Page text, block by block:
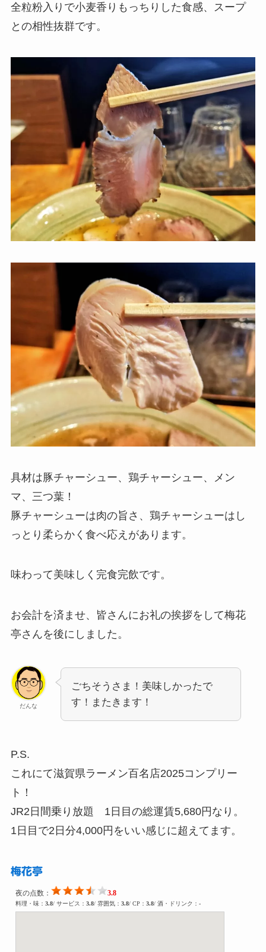
全粒粉入りで小麦香りもっちりした食感、スープ
との相性抜群です。
具材は豚チャーシュー、鶏チャーシュー、メン
マ、三つ葉！
豚チャーシューは肉の旨さ、鶏チャーシューはし
っとり柔らかく食べ応えがあります。
味わって美味しく完食完飲です。
お会計を済ませ、皆さんにお礼の挨拶をして梅花
亭さんを後にしました。
だんな
ごちそうさま！美味しかったで
す！またきます！
P.S.
これにて滋賀県ラーメン百名店2025コンプリー
ト！
JR2日間乗り放題 1日目の総運賃5,680円なり。
1日目で2日分4,000円をいい感じに超えてます。
梅花亭